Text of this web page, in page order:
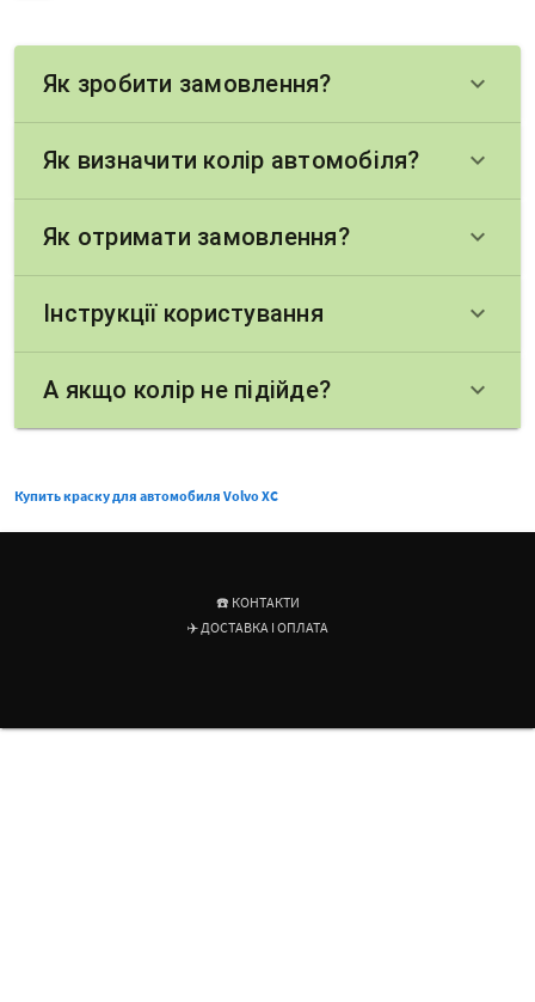
Як зробити замовлення? keyboard_arrow_down
Як визначити колір автомобіля? keyboard_arrow_down
Як отримати замовлення? keyboard_arrow_down
Інструкції користування keyboard_arrow_down
А якщо колір не підійде? keyboard_arrow_down
Купить краску для автомобиля Volvo XC
☎️ КОНТАКТИ
✈️ ДОСТАВКА І ОПЛАТА